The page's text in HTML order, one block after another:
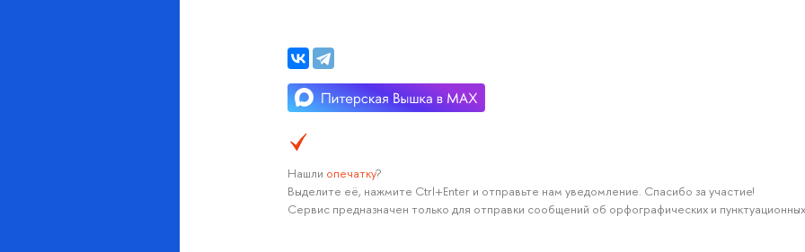
Нашли опечатку?
Выделите её, нажмите Ctrl+Enter и отправьте нам уведомление. Спасибо за участие!
Сервис предназначен только для отправки сообщений об орфографических и